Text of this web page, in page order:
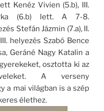
Kenéz Vivien (5.b), III.
(6.b) lett. A 7-8.
Stefán Jázmin (7.a), II.
helyezés Szabó Bence
Geráné Nagy Katalin a
osztotta ki az
A verseny
a mai világban is a szép
élethez.